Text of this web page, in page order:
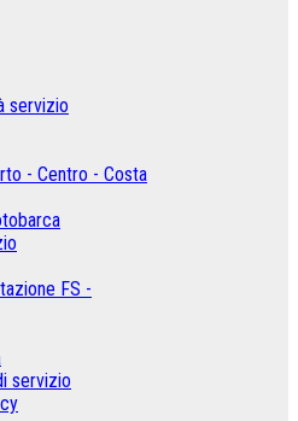
servizio
- Centro - Costa
FS -
servizio